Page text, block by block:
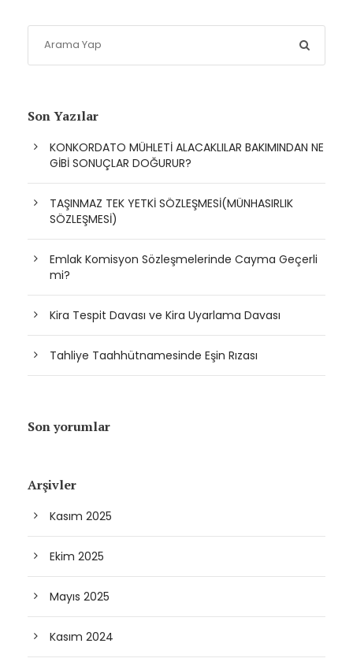
Son Yazılar
KONKORDATO MÜHLETİ ALACAKLILAR BAKIMINDAN NE
GİBİ SONUÇLAR DOĞURUR?
TAŞINMAZ TEK YETKİ SÖZLEŞMESİ(MÜNHASIRLIK
SÖZLEŞMESİ)
Emlak Komisyon Sözleşmelerinde Cayma Geçerli
mi?
Kira Tespit Davası ve Kira Uyarlama Davası
Tahliye Taahhütnamesinde Eşin Rızası
Son yorumlar
Arşivler
Kasım 2025
Ekim 2025
Mayıs 2025
Kasım 2024